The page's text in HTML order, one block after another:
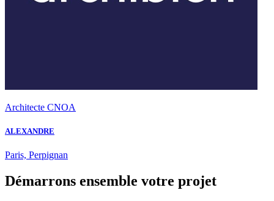
Architecte CNOA
ALEXANDRE
Paris, Perpignan
Démarrons ensemble votre projet